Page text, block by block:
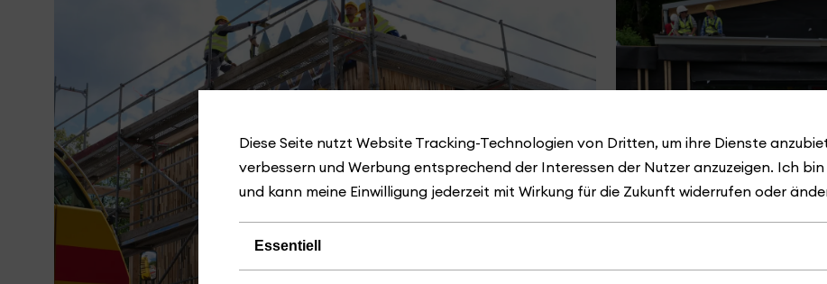
Diese Seite nutzt Website Tracking-Technologien von Dritten, um ihre Dienste
verbessern und Werbung entsprechend der Interessen der Nutzer anzuzeigen. Ich
und kann meine Einwilligung jederzeit mit Wirkung für die Zukunft widerrufen oder
Essentiell